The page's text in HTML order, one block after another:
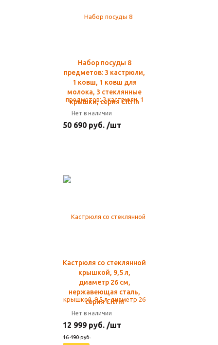
Набор посуды 8
предметов: 3 кастрюли,
1 ковш, 1 ковш для
молока, 3 стеклянные
крышки, серия Citrin
Нет в наличии
50 690 руб. /шт
Кастрюля со стеклянной
крышкой, 9,5 л,
диаметр 26 см,
нержавеющая сталь,
серия Citrin
Нет в наличии
12 999 руб. /шт
16 490 руб.